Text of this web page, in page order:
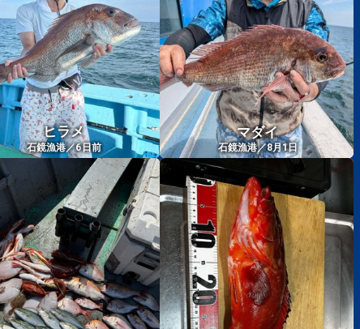
ヒラメ
石鏡漁港／6日前
マダイ
石鏡漁港／8月1日